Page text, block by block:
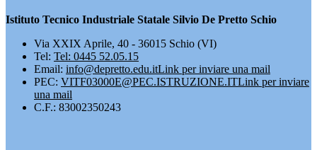
Istituto Tecnico Industriale Statale Silvio De Pretto Schio
Via XXIX Aprile, 40 - 36015 Schio (VI)
Tel: Tel: 0445 52.05.15
Email: info@depretto.edu.itLink per inviare una mail
PEC: VITF03000E@PEC.ISTRUZIONE.ITLink per inviare
una mail
C.F.: 83002350243